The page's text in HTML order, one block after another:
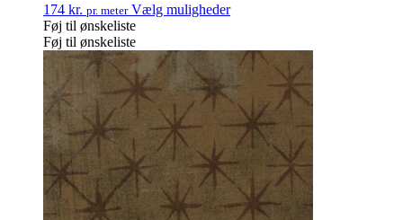
174 kr. pr. meter Vælg muligheder
Føj til ønskeliste
Føj til ønskeliste